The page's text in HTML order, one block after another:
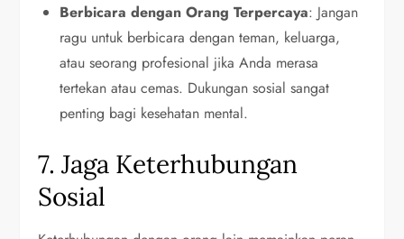
Berbicara dengan Orang Terpercaya: Jangan
ragu untuk berbicara dengan teman, keluarga,
atau seorang profesional jika Anda merasa
tertekan atau cemas. Dukungan sosial sangat
penting bagi kesehatan mental.
7. Jaga Keterhubungan
Sosial